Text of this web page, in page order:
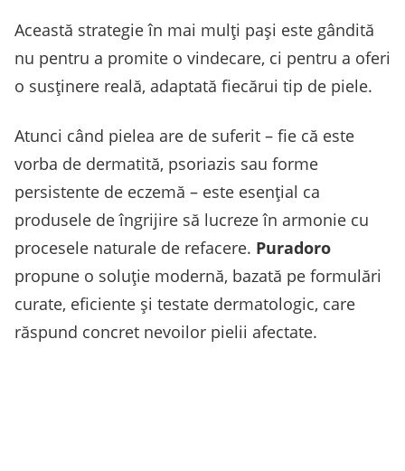
Această strategie în mai mulți pași este gândită
nu pentru a promite o vindecare, ci pentru a oferi
o susținere reală, adaptată fiecărui tip de piele.
Atunci când pielea are de suferit – fie că este
vorba de dermatită, psoriazis sau forme
persistente de eczemă – este esențial ca
produsele de îngrijire să lucreze în armonie cu
procesele naturale de refacere. Puradoro
propune o soluție modernă, bazată pe formulări
curate, eficiente și testate dermatologic, care
răspund concret nevoilor pielii afectate.